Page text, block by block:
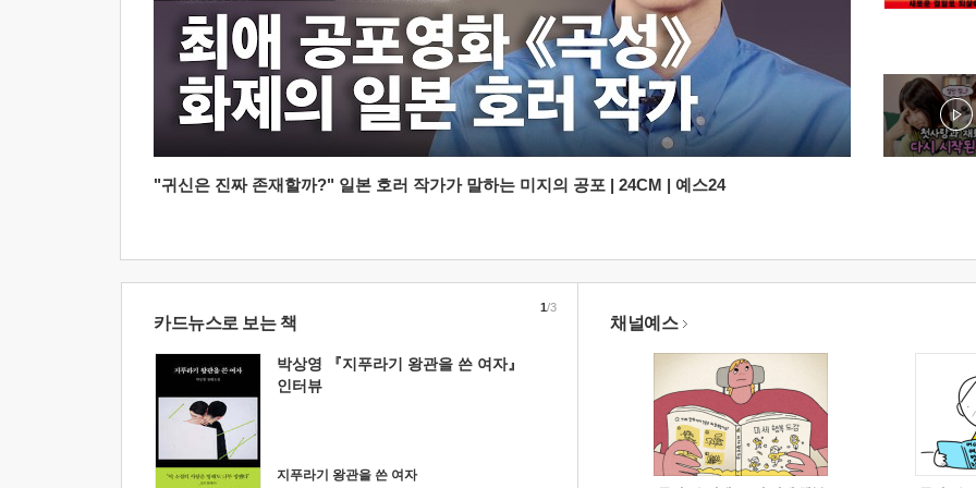
"귀신은 진짜 존재할까?" 일본 호러 작가가 말하는 미지의 공포 | 24CM | 예스24
카드뉴스로 보는 책
박상영 『지푸라기 왕관을 쓴 여자』
인터뷰
지푸라기 왕관을 쓴 여자
1/3
채널예스